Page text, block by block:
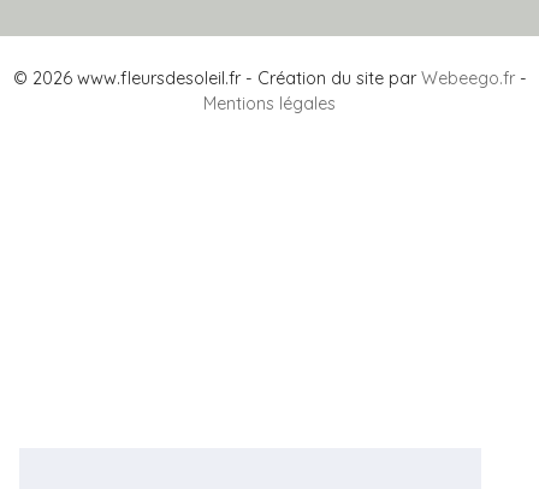
© 2026 www.fleursdesoleil.fr - Création du site parWebeego.fr-
Mentions légales